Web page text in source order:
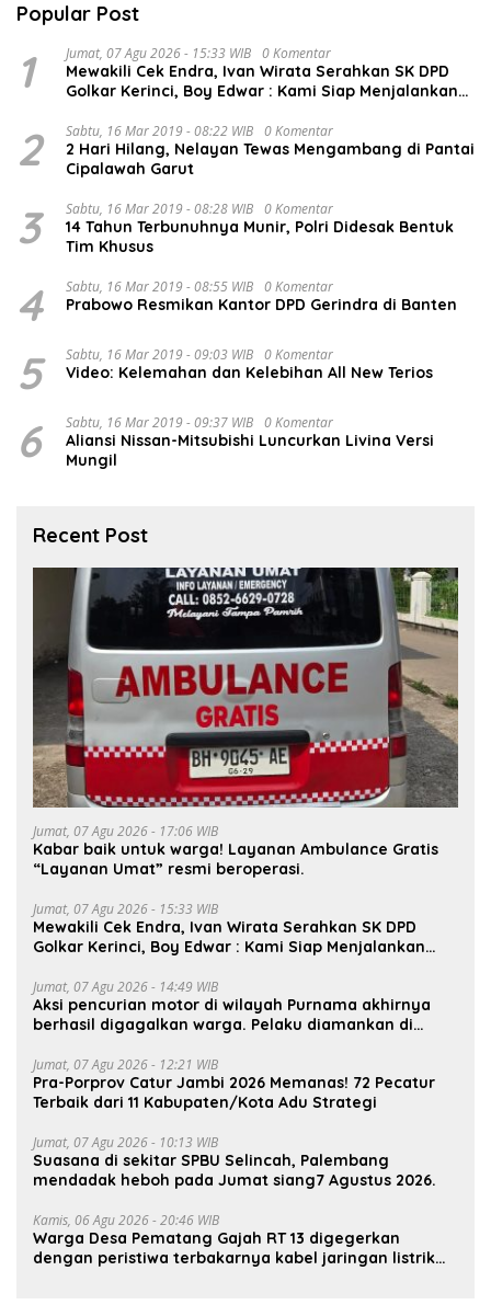
Popular Post
1 Jumat, 07 Agu 2026 - 15:33 WIB 0 Komentar
Mewakili Cek Endra, Ivan Wirata Serahkan SK DPD
Golkar Kerinci, Boy Edwar : Kami Siap Menjalankan
2 Sabtu, 16 Mar 2019 - 08:22 WIB 0 Komentar
2 Hari Hilang, Nelayan Tewas Mengambang di Pantai
Cipalawah Garut
3 Sabtu, 16 Mar 2019 - 08:28 WIB 0 Komentar
14 Tahun Terbunuhnya Munir, Polri Didesak Bentuk
Tim Khusus
4 Sabtu, 16 Mar 2019 - 08:55 WIB 0 Komentar
Prabowo Resmikan Kantor DPD Gerindra di Banten
5 Sabtu, 16 Mar 2019 - 09:03 WIB 0 Komentar
Video: Kelemahan dan Kelebihan All New Terios
6 Sabtu, 16 Mar 2019 - 09:37 WIB 0 Komentar
Aliansi Nissan-Mitsubishi Luncurkan Livina Versi
Mungil
Recent Post
Jumat, 07 Agu 2026 - 17:06 WIB
Kabar baik untuk warga! Layanan Ambulance Gratis
“Layanan Umat” resmi beroperasi.
Jumat, 07 Agu 2026 - 15:33 WIB
Mewakili Cek Endra, Ivan Wirata Serahkan SK DPD
Golkar Kerinci, Boy Edwar : Kami Siap Menjalankan
Jumat, 07 Agu 2026 - 14:49 WIB
Aksi pencurian motor di wilayah Purnama akhirnya
berhasil digagalkan warga. Pelaku diamankan di
Jumat, 07 Agu 2026 - 12:21 WIB
Pra-Porprov Catur Jambi 2026 Memanas! 72 Pecatur
Terbaik dari 11 Kabupaten/Kota Adu Strategi
Jumat, 07 Agu 2026 - 10:13 WIB
Suasana di sekitar SPBU Selincah, Palembang
mendadak heboh pada Jumat siang7 Agustus 2026.
Kamis, 06 Agu 2026 - 20:46 WIB
Warga Desa Pematang Gajah RT 13 digegerkan
dengan peristiwa terbakarnya kabel jaringan listrik